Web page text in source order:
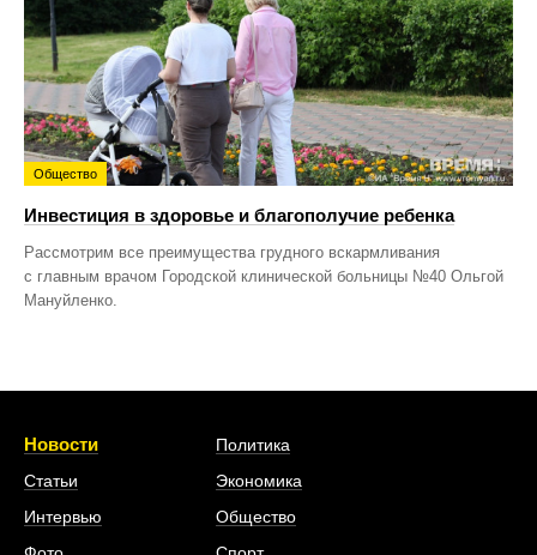
Общество
Инвестиция в здоровье и благополучие ребенка
Рассмотрим все преимущества грудного вскармливания
с главным врачом Городской клинической больницы №40 Ольгой
Мануйленко.
Новости
Статьи
Интервью
Политика
Экономика
Общество